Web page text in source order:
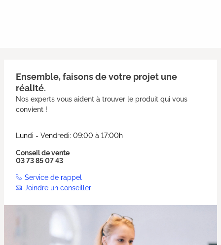
Ensemble, faisons de votre projet une
réalité.
Nos experts vous aident à trouver le produit qui vous
convient !
Lundi - Vendredi: 09:00 à 17:00h
Conseil de vente
03 73 85 07 43
Service de rappel
Joindre un conseiller